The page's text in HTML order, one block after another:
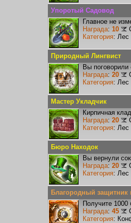
Упоротый Садовод
Главное не
Награда: 10
Категория: Лес
Природный Лингвист
Вы
Награда: 20
Категория: Лес
Мастер Укладчик
Кирпичная
Награда: 20
Категория: Лес
Бюро Находок
Вы вернули
Награда: 20
Категория: Лес
Благородный защитник
Получите 1000
Награда: 45
Категория: